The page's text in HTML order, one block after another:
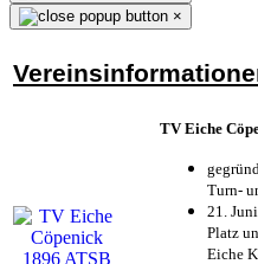
×
TV Eiche
Turn-
21.
Platz
Eiche